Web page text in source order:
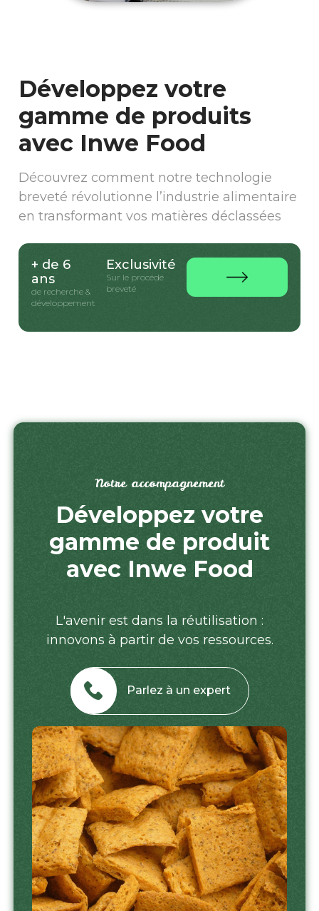
Développez votre
gamme de produits
avec Inwe Food
Découvrez comment notre technologie
breveté révolutionne l’industrie alimentaire
en transformant vos matières déclassées
+ de 6
ans
de recherche &
développement
Exclusivité
Sur le procédé
breveté
Notre accompagnement
Développez votre
gamme de produit
avec Inwe Food
L'avenir est dans la réutilisation :
innovons à partir de vos ressources.
Parlez à un expert